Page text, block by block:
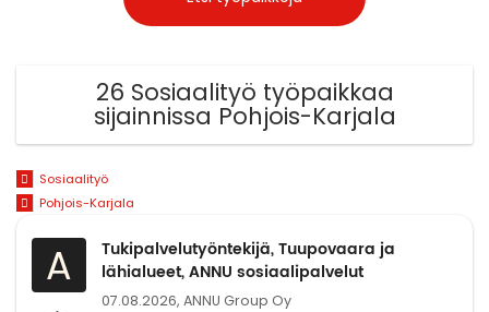
26 Sosiaalityö työpaikkaa
sijainnissa Pohjois-Karjala
Sosiaalityö
Pohjois-Karjala
A
Tukipalvelutyöntekijä, Tuupovaara ja
lähialueet, ANNU sosiaalipalvelut
07.08.2026, ANNU Group Oy